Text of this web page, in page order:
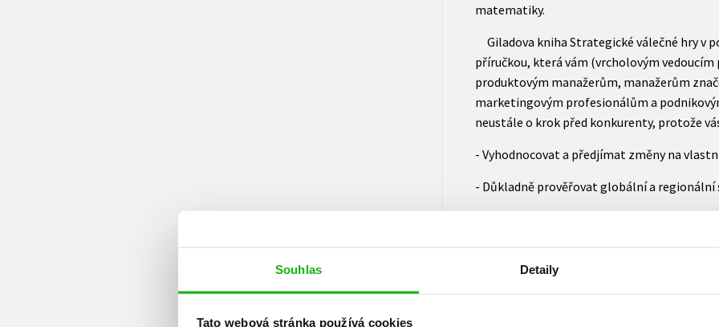
Souhlas Detaily
Tato webová stránka používá cookies
matematiky.
Giladova kniha Strategické válečné hry v
příručkou, která vám (vrcholovým
produktovým manažerům, manažerům
marketingovým profesionálům a
neustále o krok před konkurenty, protože
- Vyhodnocovat a předjímat změny na
- Důkladně prověřovat globální a regionální
- „Ochránit“ uvedení nových produktů.